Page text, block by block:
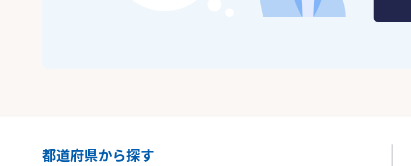
都道府県から探す